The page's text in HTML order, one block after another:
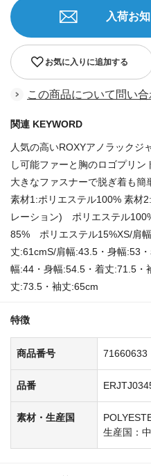
お気に入りに追加する
入荷お
この商品について問い合
関連 KEYWORD
人気の高いROXYアノラックジ
し可能ファーと胸のロゴプリ
大きなファスナーで脱ぎ着も簡
素材1:ポリエステル100% 素材
レーション) ポリエステル
85% ポリエステル15%XS/肩
丈:61cmS/肩幅:43.5・身幅:53
幅:44・身幅:54.5・着丈:71.5・
丈:73.5・袖丈:65cm
特徴
商品番号 71660633
品番
素材・生産国
生産国：